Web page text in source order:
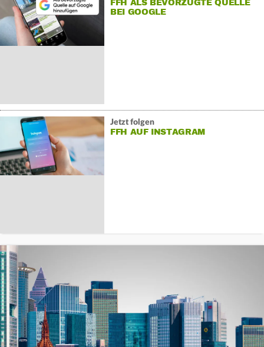
FFH ALS BEVORZUGTE QUELLE
BEI GOOGLE
Jetzt folgen
FFH AUF INSTAGRAM